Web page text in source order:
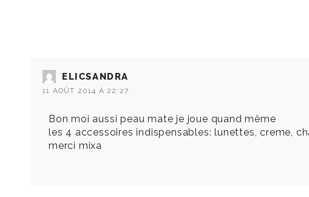
ELICSANDRA
11 AOÛT 2014 À 22:27
Bon moi aussi peau mate je joue quand même
les 4 accessoires indispensables: lunettes, creme,
merci mixa